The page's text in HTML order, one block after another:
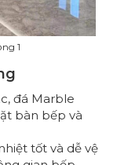
1
đá Marble
bàn bếp và
tốt và dễ vệ